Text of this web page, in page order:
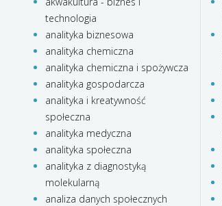
technologia
analityka biznesowa
analityka chemiczna
analityka chemiczna i spożywcza
analityka gospodarcza
analityka i kreatywność
społeczna
analityka medyczna
analityka społeczna
analityka z diagnostyką
molekularną
analiza danych społecznych